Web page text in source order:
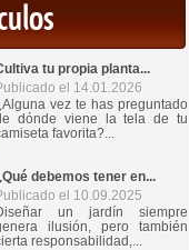
tu propia planta...
el 14.01.2026
vez te has preguntado
dónde viene la tela de tu
favorita?...
debemos tener en...
el 10.09.2025
un jardín siempre
ilusión, pero también
responsabilidad,...